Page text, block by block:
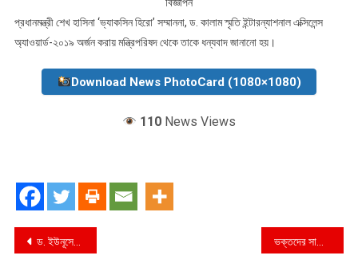
বিজ্ঞাপন
প্রধানমন্ত্রী শেখ হাসিনা ‘ভ্যাকসিন হিরো’ সম্মাননা, ড. কালাম স্মৃতি ইন্টারন্যাশনাল এক্সিলেন্স
অ্যাওয়ার্ড-২০১৯ অর্জন করায় মন্ত্রিপরিষদ থেকে তাকে ধন্যবাদ জানানো হয়।
Download News PhotoCard (1080×1080)
110 News Views
Post
ড. ইউনূসের গ্রেপ্তারি পরোয়ানা হাইকোর্টে স্থগিত ভক্তদের সাথে আড্ডা দিবেন চিত্রনায়িকা পূর্ণিমা